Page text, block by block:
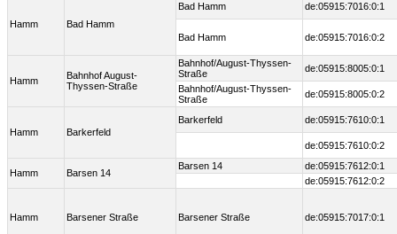
Hamm Bad Hamm
Bad Hamm de:05915:7016:0:1
Bad Hamm de:05915:7016:0:2
Hamm
Bahnhof August-
Thyssen-Straße
Bahnhof/August-Thyssen-
Straße
de:05915:8005:0:1
Bahnhof/August-Thyssen-
Straße
de:05915:8005:0:2
Hamm Barkerfeld
Barkerfeld de:05915:7610:0:1
de:05915:7610:0:2
Hamm Barsen 14
Barsen 14
de:05915:7612:0:1
de:05915:7612:0:2
Hamm Barsener Straße Barsener Straße de:05915:7017:0:1